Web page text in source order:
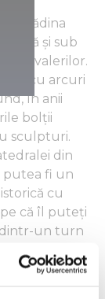
grădina
și sub
cavalerilor.
cu arcuri
în anii
bolții
sculpturi.
din
putea fi un
cu
că îl puteți
dintr-un turn